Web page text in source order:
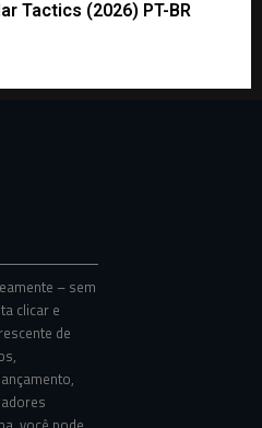
Tactics (2026) PT-BR
– sem
clicar e
de